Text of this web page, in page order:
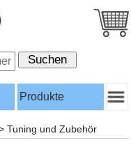
Produkte
Tuning und Zubehör